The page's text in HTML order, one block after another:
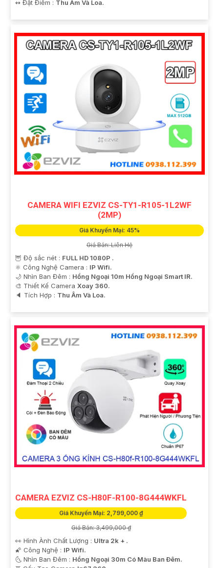
️↭ Đặt Điểm : Thu Âm Và Loa.
CAMERA WIFI EZVIZ CS-TY1-R105-1L2WF
(2MP)
Giá Khuyến Mại: 45%
Giá Bán: Liên Hệ
🦉 Độ sắc nét : FULL HD 1080P .
⚛️ Công Nghệ Camera : IP Wifi.
🌙 Nhìn Ban Đêm : Hồng Ngoại 10m Hồng Ngoại Smart IR.
🎨 Thiết Kế Camera Xoay 360.
️🔈 Tích Hợp : Thu Âm Và Loa.
CAMERA EZVIZ CS-H80F-R100-8G444WKFL
Giá Khuyến Mại: 2,799,000 ₫
Giá Bán: 3,499,000 ₫
👀 Hình Ành Chất Lượng : Ultra 2k + .
🌠 Công Nghệ : IP Wifi.
🌜 Nhìn Ban Đêm : Hồng Ngoại 30m Có Màu Ban Ðêm.